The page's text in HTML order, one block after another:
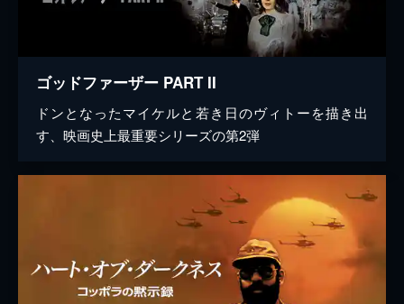
ゴッドファーザー PART II
ドンとなったマイケルと若き日のヴィトーを描き出
す、映画史上最重要シリーズの第2弾